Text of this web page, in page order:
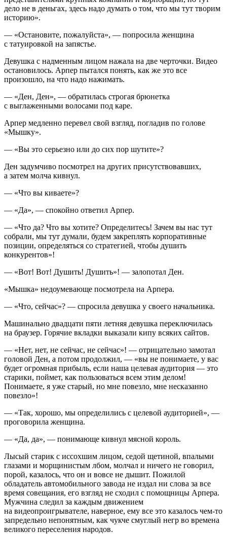
дело не в деньгах, здесь надо думать о том, что мы тут творим
историю».
— «Остановите, пожалуйста», — попросила женщина
с татуировкой на запястье.
Девушка с надменным лицом нажала на две черточки. Видео
остановилось. Арпер пытался понять, как же это все
произошло, на что надо нажимать.
— «Ден, Ден», — обратилась строгая брюнетка
с выглаженными волосами под каре.
Арпер медленно перевел свой взгляд, погладив по голове
«Мышку».
— «Вы это серьезно или до сих пор шутите»?
Ден задумчиво посмотрел на других присутствовавших,
а затем молча кивнул.
— «Что вы киваете»?
— «Да», — спокойно ответил Арпер.
— «Что да? Что вы хотите? Определитесь! Зачем вы нас тут
собрали, мы тут думали, будем закреплять корпоративные
позиции, определяться со стратегией, чтобы душить
конкурентов»!
— «Вот! Вот! Душить! Душить»! — залопотал Ден.
«Мышка» недоумевающе посмотрела на Арпера.
— «Что, сейчас»? — спросила девушка у своего начальника.
Машинально двадцати пяти летняя девушка переключилась
на браузер. Горячие вкладки выказали кипу всяких сайтов.
— «Нет, нет, не сейчас, не сейчас»! — отрицательно замотал
головой Ден, а потом продолжил, — «вы не понимаете, у вас
будет огромная прибыль, если наша целевая аудитория — это
старики, поймет, как пользоваться всем этим делом!
Понимаете, я уже старый, но мне повезло, мне несказанно
повезло»!
— «Так, хорошо, мы определились с целевой аудиторией», —
проговорила женщина.
— «Да, да», — понимающе кивнул мясной король.
Лысый старик с иссохшим лицом, седой щетиной, впалыми
глазами и морщинистым лбом, молчал и ничего не говорил,
порой, казалось, что он и вовсе не дышит. Пожилой
обладатель автомобильного завода не издал ни слова за все
время совещания, его взгляд не сходил с помощницы Арпера.
Мужчина следил за каждым движением
на видеопроигрывателе, наверное, ему все это казалось чем-то
запредельно непонятным, как чукче смуглый негр во времена
великого переселения народов.